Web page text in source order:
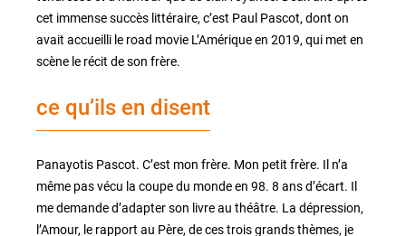
cet immense succès littéraire, c’est Paul Pascot, dont on
avait accueilli le road movie L’Amérique en 2019, qui met en
scène le récit de son frère.
ce qu’ils en disent
Panayotis Pascot. C’est mon frère. Mon petit frère. Il n’a
même pas vécu la coupe du monde en 98. 8 ans d’écart. Il
me demande d’adapter son livre au théâtre. La dépression,
l’Amour, le rapport au Père, de ces trois grands thèmes, je